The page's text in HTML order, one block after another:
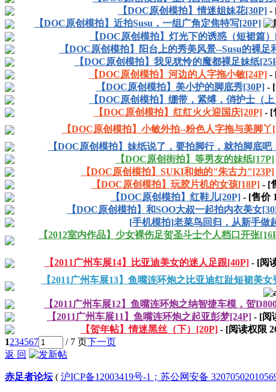
【DOC原创模拍】情迷姐妹花[30P] -
【DOC原创模拍】近拍Susu，一组广角定焦特写[20P]
【DOC原创模拍】灯光下的诱惑（短裙篇
【DOC原创模拍】阳台上的秀美风景--Susu的裸足
【DOC原创模拍】我见犹怜的魔都裸足妹纸
【DOC原创模拍】河边的人字拖小敏[24P]-
【DOC原创模拍】美小护的脚底秀[30P]- [
【DOC原创模拍】绷带，紧缚，俏护士（
【DOC原创模拍】红红火火迎国庆[20P]- [
【DOC原创模拍】小敏外拍--粉色人字拖与美脚丫
【DOC原创模拍】妹纸说了，要拍脚行，就拍脚底吧
【DOC原创街拍】等男友的妹纸[17P]
【DOC原创模拍】SUKI和她的"朱古力"[23P]
【DOC原创模拍】玩胶片机的女孩[18P]- [
【DOC原创模拍】红鞋儿[20P]- [售价
【DOC原创模拍】和SOO大叔一起拍内衣美女
[手机模拍]老菜鸟回归，从新手做
【2012室内作品】少女裸伤足贺圣斗士个人档口开张
【2011广州车展14】比亚迪美女的迷人足跟[40P] - [阅
【2011广州车展13】鱼嘴连环炮之比亚迪红趾短裙美女
【2011广州车展12】鱼嘴连环炮之纳智捷车模，贺
【2011广州车展11】鱼嘴连环炮之起亚彭梦[24P] - [阅
【贺年帖】情迷黑丝（下）[20P] - [阅读权限
1234567 / 7 页下一页
返 回
赤足者论坛( 沪ICP备12003419号-1；苏公网安备